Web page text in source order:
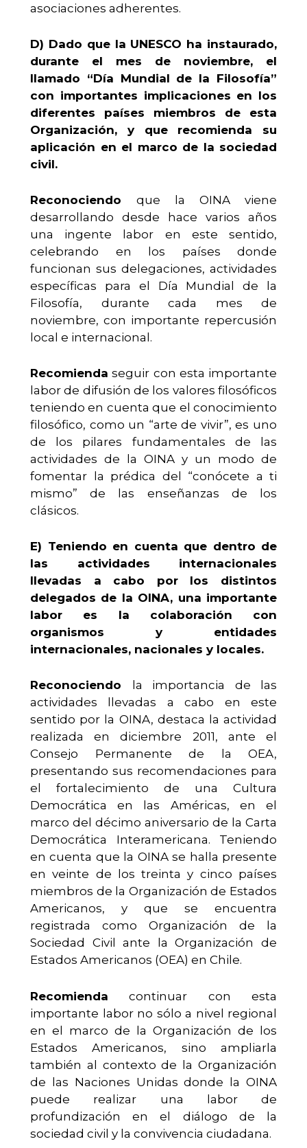
asociaciones adherentes.
D) Dado que la UNESCO ha instaurado,
durante el mes de noviembre, el
llamado “Día Mundial de la Filosofía”
con importantes implicaciones en los
diferentes países miembros de esta
Organización, y que recomienda su
aplicación en el marco de la sociedad
civil.
Reconociendo que la OINA viene
desarrollando desde hace varios años
una ingente labor en este sentido,
celebrando en los países donde
funcionan sus delegaciones, actividades
específicas para el Día Mundial de la
Filosofía, durante cada mes de
noviembre, con importante repercusión
local e internacional.
Recomienda seguir con esta importante
labor de difusión de los valores filosóficos
teniendo en cuenta que el conocimiento
filosófico, como un “arte de vivir”, es uno
de los pilares fundamentales de las
actividades de la OINA y un modo de
fomentar la prédica del “conócete a ti
mismo” de las enseñanzas de los
clásicos.
E) Teniendo en cuenta que dentro de
las actividades internacionales
llevadas a cabo por los distintos
delegados de la OINA, una importante
labor es la colaboración con
organismos y entidades
internacionales, nacionales y locales.
Reconociendo
la importancia de las
actividades llevadas a cabo en este
sentido por la OINA, destaca la actividad
realizada en diciembre 2011, ante el
Consejo Permanente de la OEA,
presentando sus recomendaciones para
el fortalecimiento de una Cultura
Democrática en las Américas, en el
marco del décimo aniversario de la Carta
Democrática Interamericana. Teniendo
en cuenta que la OINA se halla presente
en veinte de los treinta y cinco países
miembros de la Organización de Estados
Americanos, y que se encuentra
registrada como Organización de la
Sociedad Civil ante la Organización de
Estados Americanos (OEA) en Chile.
Recomienda continuar con esta
importante labor no sólo a nivel regional
en el marco de la Organización de los
Estados Americanos, sino ampliarla
también al contexto de la Organización
de las Naciones Unidas donde la OINA
puede realizar una labor de
profundización en el diálogo de la
sociedad civil y la convivencia ciudadana.